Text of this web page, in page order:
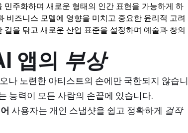
주화하며 새로운 형태의 인간 표현을 가능하게 하
비즈니스 모델에 영향을 미치고 중요한 윤리적 고려
을 닦고 새로운 산업 표준을 설정하며 예술과 창의
앱의 부상
나 노련한 아티스트의 손에만 국한되지 않습니
능력이 모든 사람의 손끝에 있습니다.
사용자는 개인 스냅샷을 쉽고 정확하게 걸작